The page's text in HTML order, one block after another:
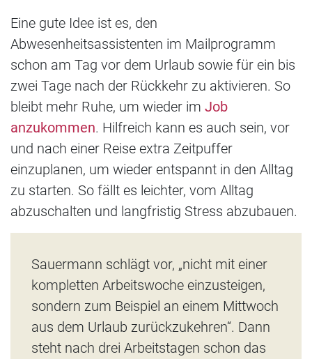
Eine gute Idee ist es, den
Abwesenheitsassistenten im Mailprogramm
schon am Tag vor dem Urlaub sowie für ein bis
zwei Tage nach der Rückkehr zu aktivieren. So
bleibt mehr Ruhe, um wieder im Job
anzukommen. Hilfreich kann es auch sein, vor
und nach einer Reise extra Zeitpuffer
einzuplanen, um wieder entspannt in den Alltag
zu starten. So fällt es leichter, vom Alltag
abzuschalten und langfristig Stress abzubauen.
Sauermann schlägt vor, „nicht mit einer
kompletten Arbeitswoche einzusteigen,
sondern zum Beispiel an einem Mittwoch
aus dem Urlaub zurückzukehren“. Dann
steht nach drei Arbeitstagen schon das